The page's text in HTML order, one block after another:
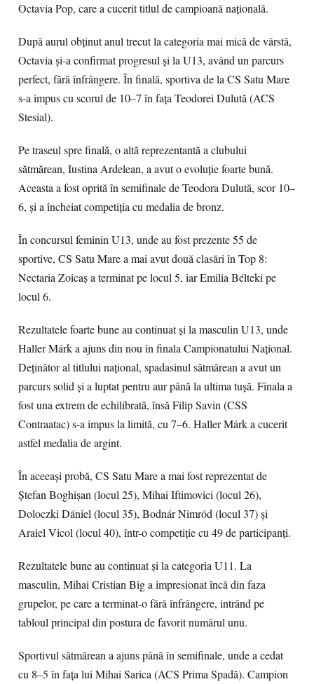
Octavia Pop, care a cucerit titlul de campioană națională.
După aurul obținut anul trecut la categoria mai mică de vârstă,
Octavia și-a confirmat progresul și la U13, având un parcurs
perfect, fără înfrângere. În finală, sportiva de la CS Satu Mare
s-a impus cu scorul de 10–7 în fața Teodorei Dulută (ACS
Stesial).
Pe traseul spre finală, o altă reprezentantă a clubului
sătmărean, Iustina Ardelean, a avut o evoluție foarte bună.
Aceasta a fost oprită în semifinale de Teodora Dulută, scor 10–
6, și a încheiat competiția cu medalia de bronz.
În concursul feminin U13, unde au fost prezente 55 de
sportive, CS Satu Mare a mai avut două clasări în Top 8:
Nectaria Zoicaș a terminat pe locul 5, iar Emilia Bélteki pe
locul 6.
Rezultatele foarte bune au continuat și la masculin U13, unde
Haller Márk a ajuns din nou în finala Campionatului Național.
Deținător al titlului național, spadasinul sătmărean a avut un
parcurs solid și a luptat pentru aur până la ultima tușă. Finala a
fost una extrem de echilibrată, însă Filip Savin (CSS
Contraatac) s-a impus la limită, cu 7–6. Haller Márk a cucerit
astfel medalia de argint.
În aceeași probă, CS Satu Mare a mai fost reprezentat de
Ștefan Boghișan (locul 25), Mihai Iftimovici (locul 26),
Doloczki Dániel (locul 35), Bodnár Nimród (locul 37) și
Araiel Vicol (locul 40), într-o competiție cu 49 de participanți.
Rezultatele bune au continuat și la categoria U11. La
masculin, Mihai Cristian Big a impresionat încă din faza
grupelor, pe care a terminat-o fără înfrângere, intrând pe
tabloul principal din postura de favorit numărul unu.
Sportivul sătmărean a ajuns până în semifinale, unde a cedat
cu 8–5 în fața lui Mihai Sarica (ACS Prima Spadă). Campion